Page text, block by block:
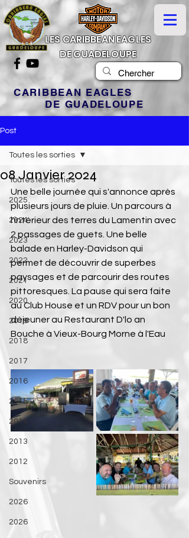
LES CARIBBEAN EAGLES
DE GUADELOUPE
CARIBBEAN EAGLES
DE GUADELOUPE
Post
Toutes les sorties
2025
2024
2023
2022
2021
2020
2019
2018
2017
2016
2015
2014
2013
2012
Souvenirs
2026
2026
Toutes les sorties
08 Janvier 2024
Une belle journée qui s'annonce après
plusieurs jours de pluie. Un parcours à
l'intérieur des terres du Lamentin avec
2 passages de guets. Une belle
balade en Harley-Davidson qui
permet de découvrir de superbes
paysages et de parcourir des routes
pittoresques . La pause qui sera faite
au Club House et un RDV pour un bon
déjeuner au Restaurant D'lo an
Bouche à Vieux-Bourg Morne à l'Eau